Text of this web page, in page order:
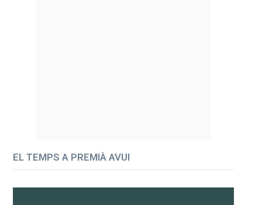
EL TEMPS A PREMIÀ AVUI